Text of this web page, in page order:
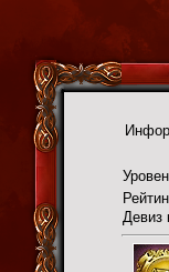
Девиз